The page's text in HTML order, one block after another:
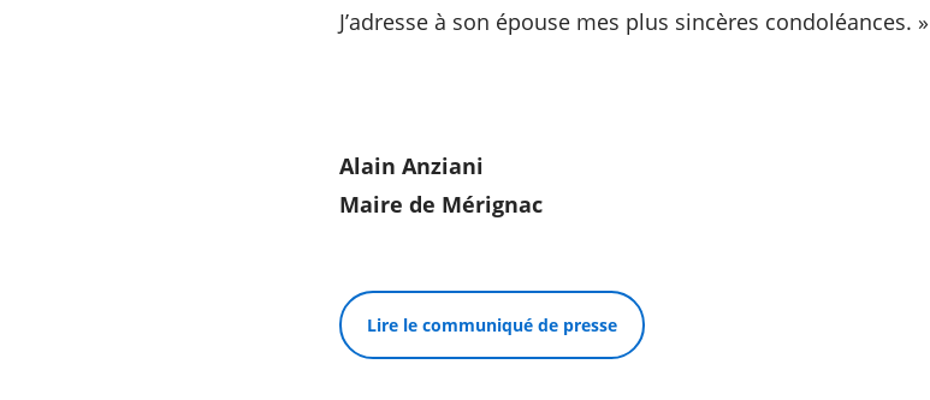
J’adresse à son épouse mes plus sincères condoléances. »
Alain Anziani
Maire de Mérignac
Lire le communiqué de presse